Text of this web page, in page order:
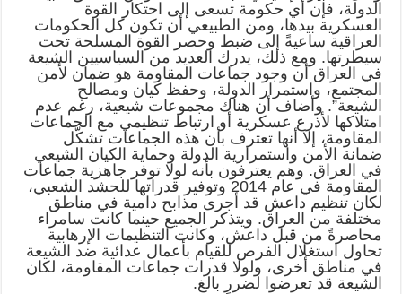
الدولة، فإن أي حكومة تسعى إلى احتكار القوة
العسكرية بيدها، ومن الطبيعي أن تكون كل الحكومات
العراقية ساعيةً إلى ضبط وحصر القوة المسلحة تحت
سيطرتها. ومع ذلك، يدرك العديد من السياسيين الشيعة
في العراق أن وجود جماعات المقاومة هو ضمان لأمن
المجتمع، واستمرار الدولة، وحفظ كيان ومصالح
الشيعة”. وأضاف أن هناك مجموعات شيعية، رغم عدم
امتلاكها لأذرع عسكرية أو ارتباط تنظيمي مع الجماعات
المقاومة، إلا أنها تعترف بأن هذه الجماعات تشكّل
ضمانة الأمن واستمرارية الدولة وحماية الكيان الشيعي
في العراق. وهم يعترفون بأنه لولا توفر جاهزية جماعات
المقاومة في عام 2014 وتوفير قدراتها للحشد الشعبي،
لكان تنظيم داعش قد أجرى مذابح دامية في مناطق
مختلفة من العراق. ويتذكر الجميع حينما كانت سامراء
محاصرةً من قبل داعش، وكانت التنظيمات الإرهابية
تحاول استغلال الفرص للقيام بأعمال عدائية ضد الشيعة
في مناطق أخرى، ولولا قدرات جماعات المقاومة، لكان
الشيعة قد تعرضوا لضررٍ بالغ.